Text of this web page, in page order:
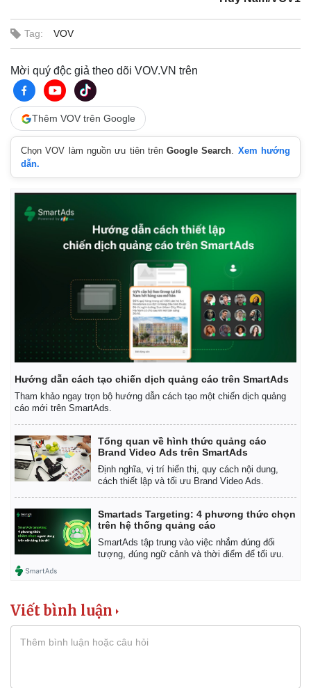
Pháp luật
Vụ án
Tin nóng
Vũ khí
Tag: VOV
Mời quý độc giả theo dõi VOV.VN trên
Thêm VOV trên Google
Chọn VOV làm nguồn ưu tiên trênGoogle Search. Xem hướng
dẫn.
Hướng dẫn cách tạo chiến dịch quảng cáo trên SmartAds
Tham khảo ngay trọn bộ hướng dẫn cách tạo một chiến dịch quảng
cáo mới trên SmartAds.
Tổng quan về hình thức quảng cáo
Brand Video Ads trên SmartAds
Định nghĩa, vị trí hiển thị, quy cách nội dung,
cách thiết lập và tối ưu Brand Video Ads.
Smartads Targeting: 4 phương thức chọn
trên hệ thống quảng cáo
SmartAds tập trung vào việc nhắm đúng đối
tượng, đúng ngữ cảnh và thời điểm để tối ưu.
Viết bình luận